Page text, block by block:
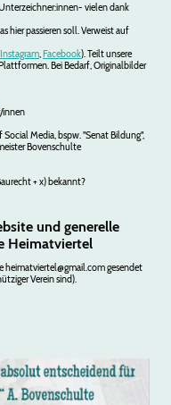
vielen dank
hier passieren soll. Verweist auf
Instagram,Facebook). Teilt unsere
Bei Bedarf, Originalbilder
innen
Media, bspw. "Senat Bildung",
Bovenschulte
+ x) bekannt?
und generelle
Heimatviertel
heimatviertel@gmail.com gesendet
Verein sind).